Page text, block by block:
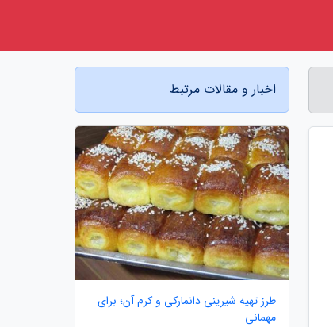
اخبار و مقالات مرتبط
طرز تهیه شیرینی دانمارکی و کرم آن؛ برای
مهمانی